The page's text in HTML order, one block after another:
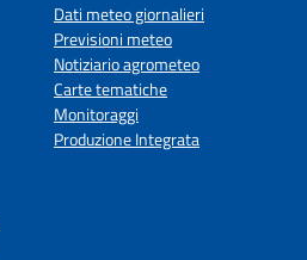
Dati meteo giornalieri
Previsioni meteo
Notiziario agrometeo
Carte tematiche
Monitoraggi
Produzione Integrata